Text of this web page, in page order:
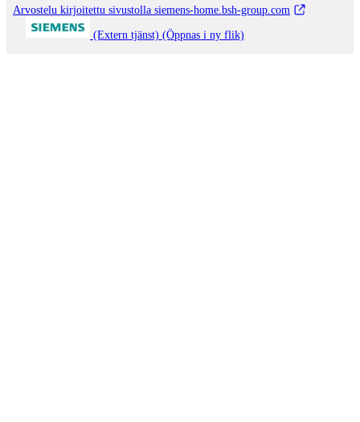
Arvostelu kirjoitettu sivustolla siemens-home.bsh-group.com
(Extern tjänst) (Öppnas i ny flik)